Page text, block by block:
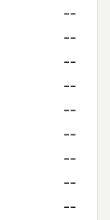
--
--
--
--
--
--
--
--
--